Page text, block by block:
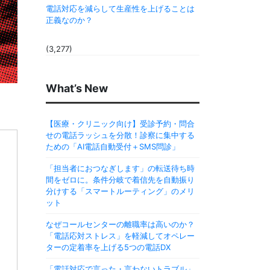
電話対応を減らして生産性を上げることは
正義なのか？
(3,277)
What’s New
【医療・クリニック向け】受診予約・問合
せの電話ラッシュを分散！診察に集中する
ための「AI電話自動受付＋SMS問診」
「担当者におつなぎします」の転送待ち時
間をゼロに。条件分岐で着信先を自動振り
分けする「スマートルーティング」のメリ
ット
なぜコールセンターの離職率は高いのか？
「電話応対ストレス」を軽減してオペレー
ターの定着率を上げる5つの電話DX